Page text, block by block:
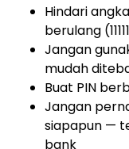
Hindari
berulang
Jangan
mudah
Buat PIN
Jangan
siapapun —
bank